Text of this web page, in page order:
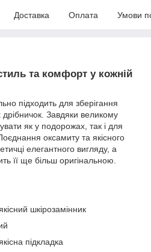
Доставка Оплата Умови
та комфорт у кожній
підходить для зберігання
дрібничок. Завдяки великому
як у подорожах, так і для
оксамиту та якісного
елегантного вигляду, а
її ще більш оригінальною.
шкірозамінник
підкладка